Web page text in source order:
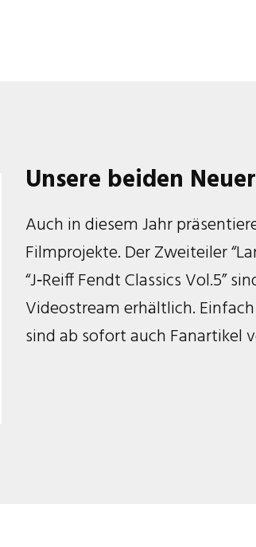
Unsere beiden
Auch in diesem Jahr
Filmprojekte. Der Zweiteiler
“J‑Reiff Fendt Classics Vol.5”
Videostream erhältlich.
sind ab sofort auch Fanartikel